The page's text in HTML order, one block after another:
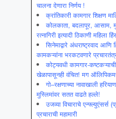
चालना देणारा निर्णय !
क्रांतिकारी कामगार शिक्षण
कोलकाता, बदलापूर, आसाम,
रत्नागिरी इत्यादी ठिकाणी महिला
सिनेमाद्वारे अंधराष्ट्रवाद आणि
कामकऱ्यांना भरकटवणारे
कोट्यवधी कामगार-
खेळापासूनही वंचित! मग
गो–रक्षणाच्या नावाखाली
मुस्लिमांवर सतत वाढते हल्ले!
उजव्या विचाराचे एन्फ्ल्युएंसर्स
प्रचाराची महामारी